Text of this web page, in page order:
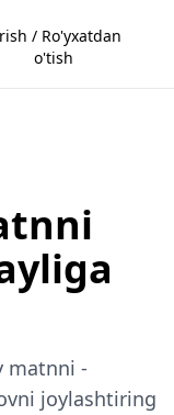
/ Ro'yxatdan
o'tish
matnni -
joylashtiring